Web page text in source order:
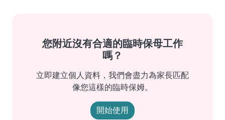
您附近沒有合適的臨時保母工作
嗎？
立即建立個人資料，我們會盡力為家長匹配
像您這樣的臨時保姆。
開始使用